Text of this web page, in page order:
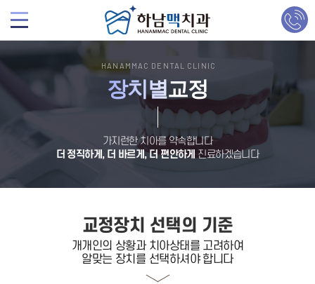
HANAMMAC DENTAL CLINIC
장치별교정
가지런한 치아를 약속합니다
더 정직하게, 더 바르게, 더 편안하게 진료하겠습니다
교정장치 선택의 기준
개개인의 상황과 치아상태 를 고려하여
알맞는 장치를 선택하셔야 합니다